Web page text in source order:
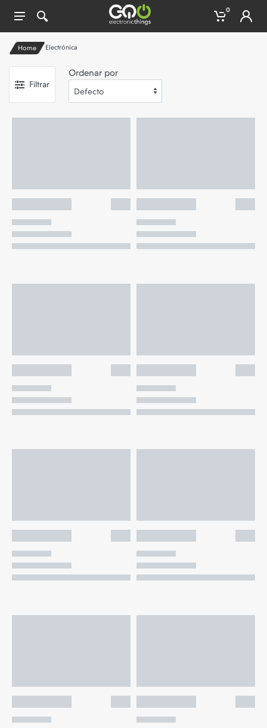
0
Home Electrónica
Filtrar
Ordenar por